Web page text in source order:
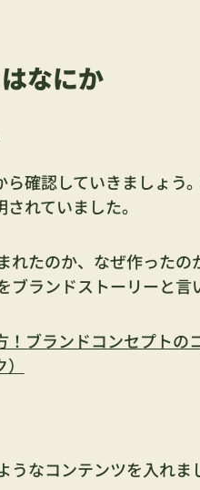
なにか
確認していきましょう
れていました。
れたのか、なぜ作ったの
ランドストーリーと言
ブランドコンセプトの
なコンテンツを入れま